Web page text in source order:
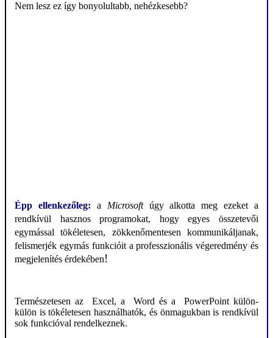
Nem lesz ez így bonyolultabb, nehézkesebb?
Épp ellenkezőleg: a Microsoftúgy alkotta meg ezeket a
rendkívül hasznos programokat, hogy egyes összetevői
egymással tökéletesen, zökkenőmentesen kommunikáljanak,
felismerjék egymás funkcióit a professzionális végeredmény és
megjelenítés érdekében!
Természetesen az Excel, a Word és a
PowerPoint külön-
külön is tökéletesen használhatók, és önmagukban is rendkívül
sok funkcióval rendelkeznek.